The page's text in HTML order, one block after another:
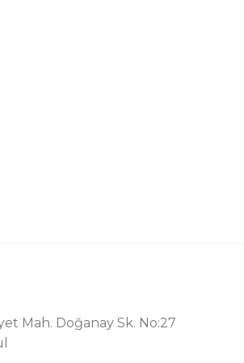
Mah. Doğanay Sk. No:27